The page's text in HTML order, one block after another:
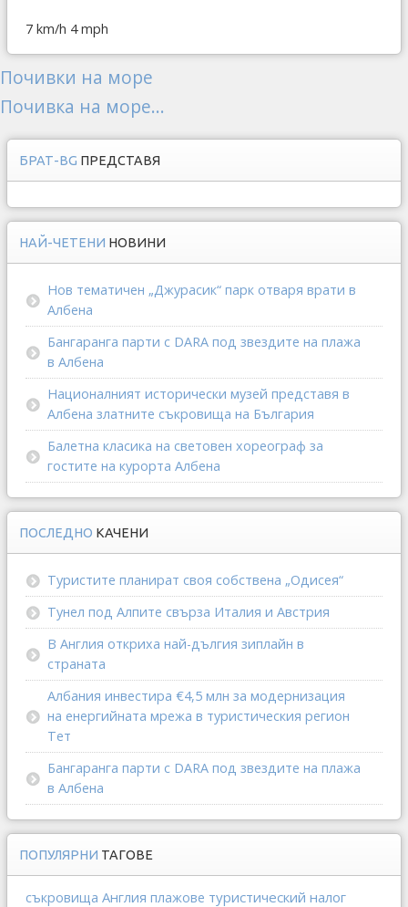
7 km/h 4 mph
Почивки на море
Почивка на море...
БРАТ-BG ПРЕДСТАВЯ
НАЙ-ЧЕТЕНИ НОВИНИ
Нов тематичен „Джурасик“ парк отваря врати в
Албена
Бангаранга парти с DARA под звездите на плажа
в Албена
Националният исторически музей представя в
Албена златните съкровища на България
Балетна класика на световен хореограф за
гостите на курорта Албена
ПОСЛЕДНО КАЧЕНИ
Туристите планират своя собствена „Одисея“
Тунел под Алпите свърза Италия и Австрия
В Англия откриха най-дългия зиплайн в
страната
Албания инвестира €4,5 млн за модернизация
на енергийната мрежа в туристическия регион
Тет
Бангаранга парти с DARA под звездите на плажа
в Албена
ПОПУЛЯРНИ ТАГОВЕ
съкровища Англия плажове туристический налог